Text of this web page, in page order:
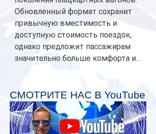
Обновленный формат сохранит
привычную вместимость и
доступную стоимость поездок,
однако предложит пассажирам
значительно больше комфорта и
планируется начать в 2027 году.
Одним из главных нововведений
станут индивидуальные шторки у
каждого спального места. Они
СМОТРИТЕ НАС В YouTube